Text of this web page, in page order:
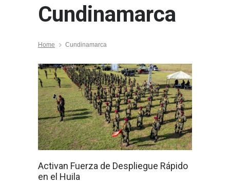
Cundinamarca
Home Cundinamarca
Activan Fuerza de Despliegue Rápido
en el Huila